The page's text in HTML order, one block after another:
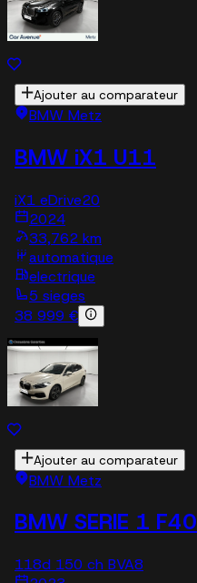
Ajouter au comparateur
BMW Metz
BMW iX1 U11
iX1 eDrive20
2024
33,762 km
automatique
electrique
5 sieges
38 999 €
Ajouter au comparateur
BMW Metz
BMW SERIE 1 F40
118d 150 ch BVA8